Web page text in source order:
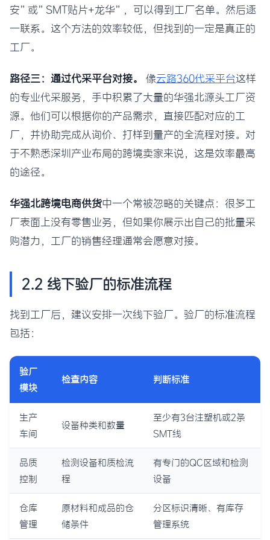
安”或”SMT贴片+龙华”，可以得到工厂名单。然后逐
一联系。这个方法的效率较低，但找到的一定是真正的
工厂。
路径三：通过代采平台对接。 像云路360代采平台这样
的专业代采服务，手中积累了大量的华强北源头工厂资
源。他们可以根据你的产品需求，直接匹配对应的工
厂，并协助完成从询价、打样到量产的全流程对接。对
于不熟悉深圳产业布局的跨境卖家来说，这是效率最高
的途径。
华强北跨境电商供货中一个常被忽略的关键点：很多工
厂表面上没有零售业务，但如果你展示出自己的批量采
购潜力，工厂的销售经理通常会愿意对接。
2.2 线下验厂的标准流程
找到工厂后，建议安排一次线下验厂。验厂的标准流程
包括：
验厂
模块
检查内容 判断标准
生产
车间
设备种类和数量
至少有3台注塑机或2条
SMT线
品质
控制
检测设备和质检流
程
有专门的QC区域和检测
设备
仓库
管理
原材料和成品的仓
储条件
分区标识清晰、有库存
管理系统